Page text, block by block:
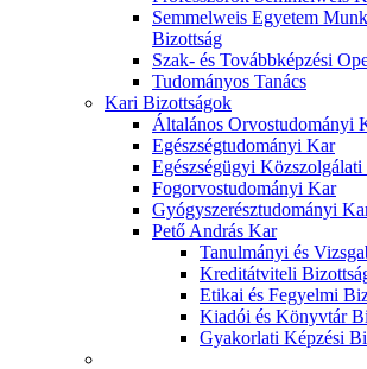
Semmelweis Egyetem
Bizottság
Szak- és Továbbképzési
Tudományos Tanács
Kari Bizottságok
Általános Orvostudományi
Egészségtudományi Kar
Egészségügyi
Fogorvostudományi Kar
Gyógyszerésztudományi
Pető András Kar
Tanulmányi és
Kreditátviteli
Etikai és Fegyelmi
Kiadói és Könyvtár
Gyakorlati Képzési